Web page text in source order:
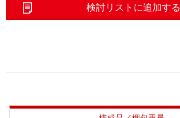
検討リストに追加する